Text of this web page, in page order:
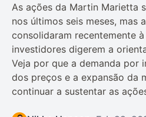
As ações da Martin Marietta
nos últimos seis meses, mas
consolidaram recentemente
investidores digerem a
Veja por que a demanda por
dos preços e a expansão da
continuar a sustentar as